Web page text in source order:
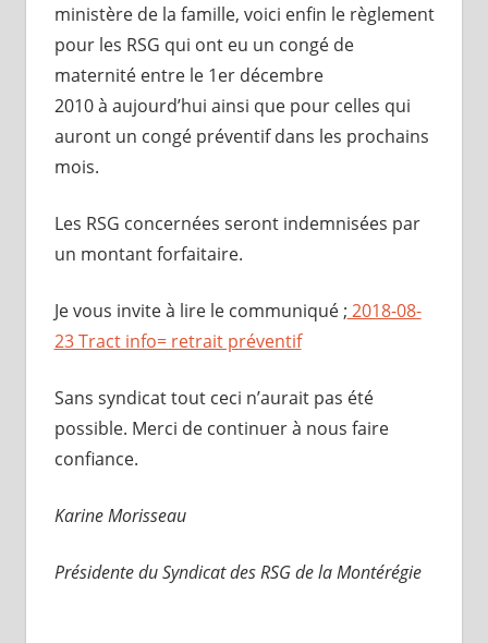
ministère de la famille, voici enfin le règlement
pour les RSG qui ont eu un congé de
maternité entre le 1er décembre
2010 à aujourd’hui ainsi que pour celles qui
auront un congé préventif dans les prochains
mois.
Les RSG concernées seront indemnisées par
un montant forfaitaire.
Je vous invite à lire le communiqué ; 2018-08-
23 Tract info= retrait préventif
Sans syndicat tout ceci n’aurait pas été
possible. Merci de continuer à nous faire
confiance.
Karine Morisseau
Présidente du Syndicat des RSG de la Montérégie